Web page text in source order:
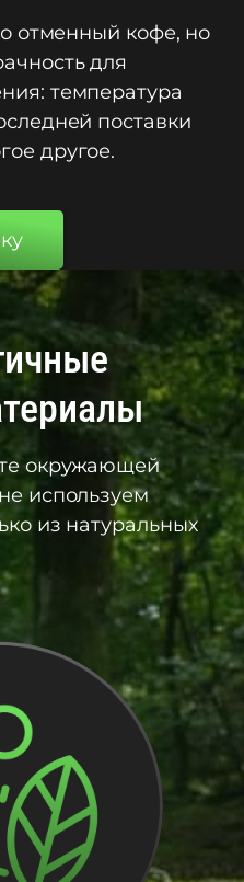
отменный кофе, но
для
температура
поставки
другое.
окружающей
используем
из натуральных